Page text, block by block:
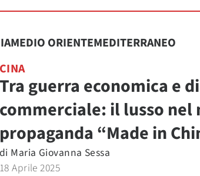
MEDIO ORIENTEMEDITERRANEO
CINA
Tra guerra economica e
commerciale: il lusso
propaganda “Made in
di Maria Giovanna Sessa
18 Aprile 2025